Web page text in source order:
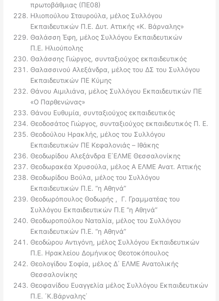
πρωτοβάθμιας (ΠΕ08)
Ηλιοπούλου Σταυρούλα, μέλος Συλλόγου
Εκπαιδευτικών Π.Ε. Δυτ. Αττικής «Κ. Βάρναλης»
Θαλάσση Έφη, μέλος Συλλόγου Εκπαιδευτικών
Π.Ε. Ηλιούπολης
Θαλάσσης Γιώργος, συνταξιούχος εκπαιδευτικός
Θαλασσινού Αλεξάνδρα, μέλος του ΔΣ του Συλλόγου
Εκπαιδευτικών ΠΕ Κύμης
Θάνου Αιμιλιάνα, μέλος Συλλόγου Εκπαιδευτικών ΠΕ
«Ο Παρθενώνας»
Θάνου Ευθυμία, συνταξιούχος εκπαιδευτικός
Θεοδοσάτος Γιώργος, συνταξιούχος εκπαιδευτικός Π. Ε.
Θεοδούλου Ηρακλής, μέλος του Συλλόγου
Εκπαιδευτικών ΠΕ Κεφαλονιάς – Ιθάκης
Θεοδωρίδου Αλεξάνδρα Ε΄ΕΛΜΕ Θεσσαλονίκης
Θεοδωρακέα Χρυσούλα, μέλος Α ΕΛΜΕ Ανατ. Αττικής
Θεοδωρίδου Βούλα, μέλος του Συλλόγου
Εκπαιδευτικών Π.Ε. “η Αθηνά”
Θεοδωρόπουλος Θοδωρής , Γ. Γραμματέας του
Συλλόγου Εκπαιδευτικών Π.Ε “η Αθηνά”
Θεοδωροπούλου Ναταλία, μέλος του Συλλόγου
Εκπαιδευτικών Π.Ε. “η Αθηνά”
Θεοδώρου Αντιγόνη, μέλος Συλλόγου Εκπαιδευτικών
Π.Ε. Ηρακλείου Δομήνικος Θεοτοκόπουλος
Θεολογίδου Σοφία, μέλος Δ΄ ΕΛΜΕ Ανατολικής
Θεσσαλονίκης
Θεοφανίδου Ευαγγελία μέλος Συλλόγου Εκπαιδευτικών
Π.Ε. ΄Κ.Βάρναλης΄